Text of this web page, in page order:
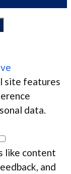
site features
data.
like content
and